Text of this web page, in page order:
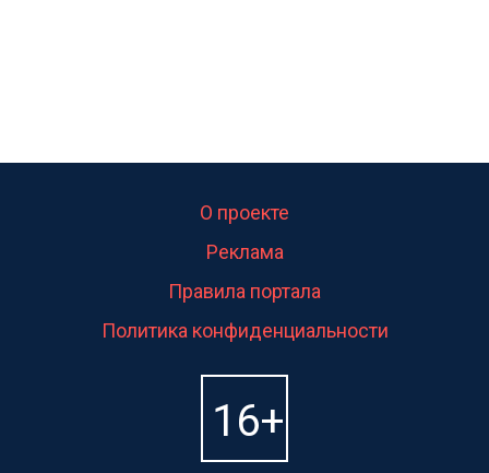
О проекте
Реклама
Правила портала
Политика конфиденциальности